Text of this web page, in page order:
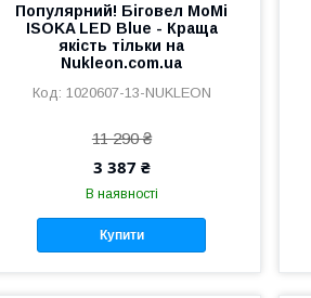
Популярний! Біговел MoMi
ISOKA LED Blue - Краща
якість тільки на
Nukleon.com.ua
1020607-13-NUKLEON
11 290 ₴
3 387 ₴
В наявності
Купити